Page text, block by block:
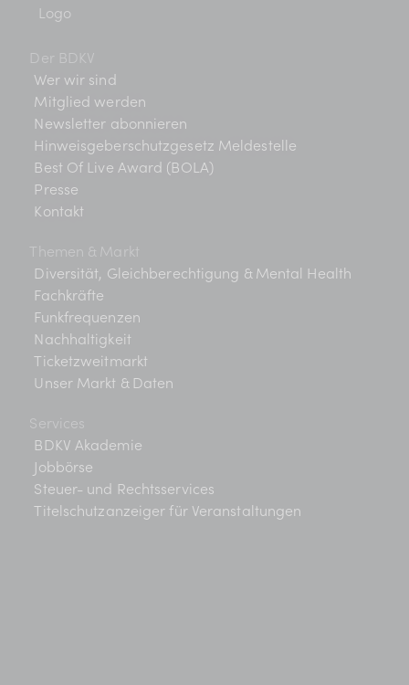
Der BDKV
Wer wir sind
Mitglied werden
Newsletter abonnieren
Hinweisgeberschutzgesetz Meldestelle
Best Of Live Award (BOLA)
Presse
Kontakt
Themen & Markt
Diversität, Gleichberechtigung & Mental Health
Fachkräfte
Funkfrequenzen
Nachhaltigkeit
Ticketzweitmarkt
Unser Markt & Daten
Services
BDKV Akademie
Jobbörse
Steuer- und Rechtsservices
Titelschutzanzeiger für Veranstaltungen